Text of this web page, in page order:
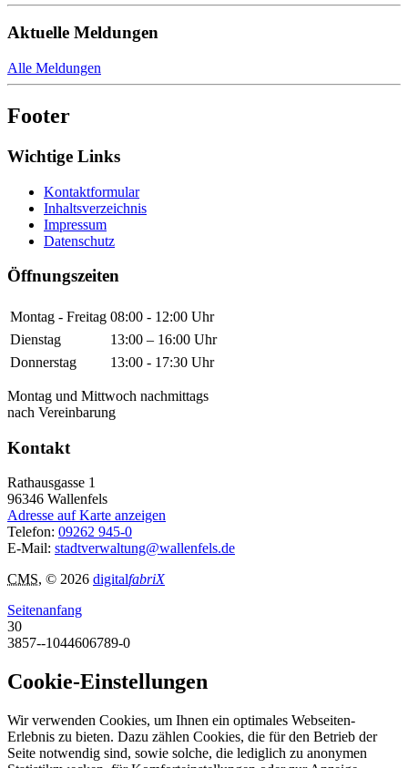
Aktuelle Meldungen
Alle Meldungen
Footer
Wichtige Links
Kontaktformular
Inhaltsverzeichnis
Impressum
Datenschutz
Öffnungszeiten
Montag - Freitag 08:00 - 12:00 Uhr
Dienstag
13:00 – 16:00 Uhr
Donnerstag
13:00 - 17:30 Uhr
Montag und Mittwoch nachmittags
nach Vereinbarung
Kontakt
Rathausgasse 1
96346 Wallenfels
Adresse auf Karte anzeigen
Telefon: 09262 945-0
E-Mail: stadtverwaltung@wallenfels.de
CMS, © 2026 digitalfabriX
Seitenanfang
30
3857--1044606789-0
Cookie-Einstellungen
Wir verwenden Cookies, um Ihnen ein optimales Webseiten-
Erlebnis zu bieten. Dazu zählen Cookies, die für den Betrieb der
Seite notwendig sind, sowie solche, die lediglich zu anonymen